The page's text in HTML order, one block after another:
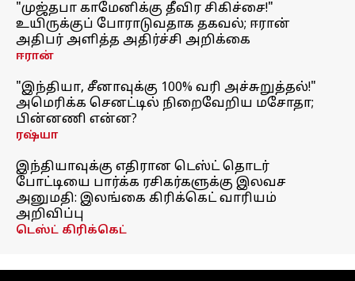
"முஜ்தபா காமேனிக்கு தீவிர சிகிச்சை!"
உயிருக்குப் போராடுவதாக தகவல்; ஈரான்
அதிபர் அளித்த அதிர்ச்சி அறிக்கை
ஈரான்
"இந்தியா, சீனாவுக்கு 100% வரி அச்சுறுத்தல்!"
அமெரிக்க செனட்டில் நிறைவேறிய மசோதா;
பின்னணி என்ன?
ரஷ்யா
இந்தியாவுக்கு எதிரான டெஸ்ட் தொடர்
போட்டியை பார்க்க ரசிகர்களுக்கு இலவச
அனுமதி: இலங்கை கிரிக்கெட் வாரியம்
அறிவிப்பு
டெஸ்ட் கிரிக்கெட்